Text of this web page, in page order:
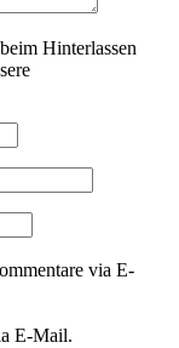
Hinterlassen
via E-
E-Mail.